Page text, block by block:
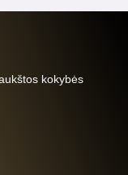
kokybės